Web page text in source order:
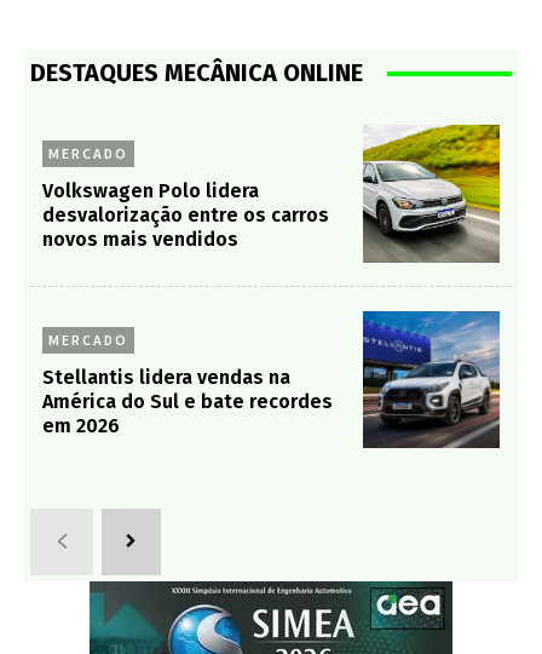
DESTAQUES MECÂNICA ONLINE
MERCADO
Volkswagen Polo lidera
desvalorização entre os carros
novos mais vendidos
MERCADO
Stellantis lidera vendas na
América do Sul e bate recordes
em 2026